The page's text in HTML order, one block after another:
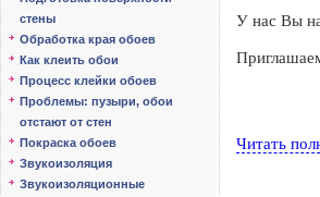
стены
Обработка края обоев
Как клеить обои
Процесс клейки обоев
Проблемы: пузыри, обои
отстают от стен
Покраска обоев
Звукоизоляция
Звукоизоляционные
У нас Вы
Читать